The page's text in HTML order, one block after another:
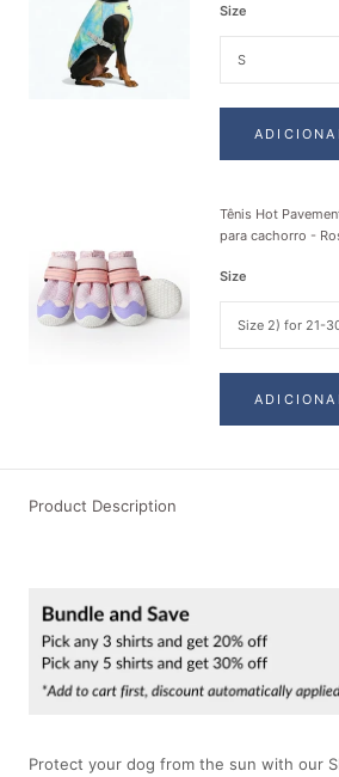
Size
S
Tênis Hot
para cachorro -
Size
Size 2) for 21-
Product Description
Protect your dog from the sun with our